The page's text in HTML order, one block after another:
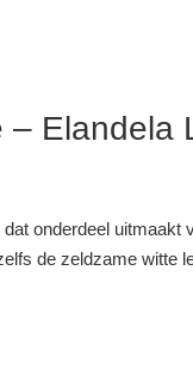
Elandela
onderdeel uitmaakt
de zeldzame witte